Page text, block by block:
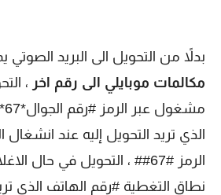
بدلاً من التحويل الى البريد الصوتي
مكالمات موبايلي الى رقم اخر ،
الذي تريد التحويل إليه عند انشغال
الرمز #67## ، التحويل في حال
نطاق التغطية‬ #رقم الهاتف الذي